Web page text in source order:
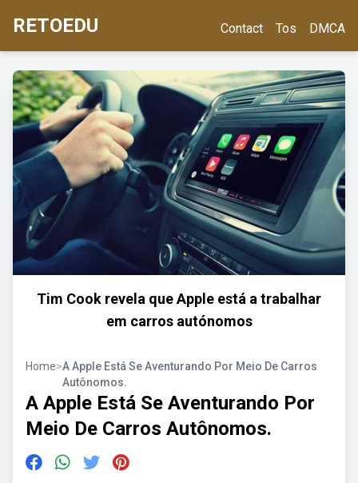
RETOEDU Contact Tos DMCA
Tim Cook revela que Apple está a trabalhar
em carros autónomos
Home>A Apple Está Se Aventurando Por Meio De Carros
Autônomos.
A Apple Está Se Aventurando Por
Meio De Carros Autônomos.